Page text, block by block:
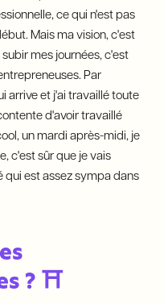
ce qui n'est pas
Mais ma vision, c'est
mes journées, c'est
Par
arrive et j'ai travaillé toute
d'avoir travaillé
un mardi après-midi, je
c'est sûr que je vais
qui est assez sympa dans
? ⛩️